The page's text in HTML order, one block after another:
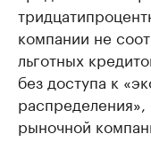
компании не
льготных
без доступа к
рыночной